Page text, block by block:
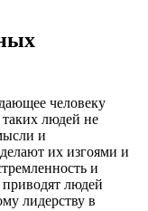
человеку
людей не
и
их изгоями и
и
людей
лидерству в